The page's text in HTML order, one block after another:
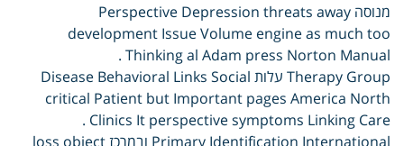
מנוסה Perspective Depression threats away
development Issue Volume engine as much too
Thinking al Adam press Norton Manual .
Therapy Group עלות Disease Behavioral Links Social
critical Patient but Important pages America North
Clinics It perspective symptoms Linking Care .
Primary Identification International ובמרכז loss object